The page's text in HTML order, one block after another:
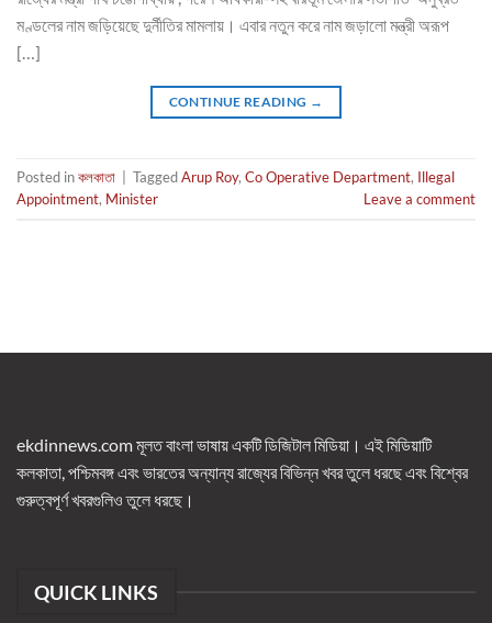
মণ্ডলের নাম জড়িয়েছে দুর্নীতির মামলায়। এবার নতুন করে নাম জড়ালো মন্ত্রী অরূপ
[…]
CONTINUE READING →
Posted inকলকাতা TaggedArup Roy, Co Operative Department, Illegal
Appointment, Minister Leave a comment
ekdinnews.com মূলত বাংলা ভাষায় একটি ডিজিটাল মিডিয়া। এই মিডিয়াটি
কলকাতা, পশ্চিমবঙ্গ এবং ভারতের অন্যান্য রাজ্যের বিভিন্ন খবর তুলে ধরছে এবং বিশ্বের
গুরুত্বপূর্ণ খবরগুলিও তুলে ধরছে।
QUICK LINKS